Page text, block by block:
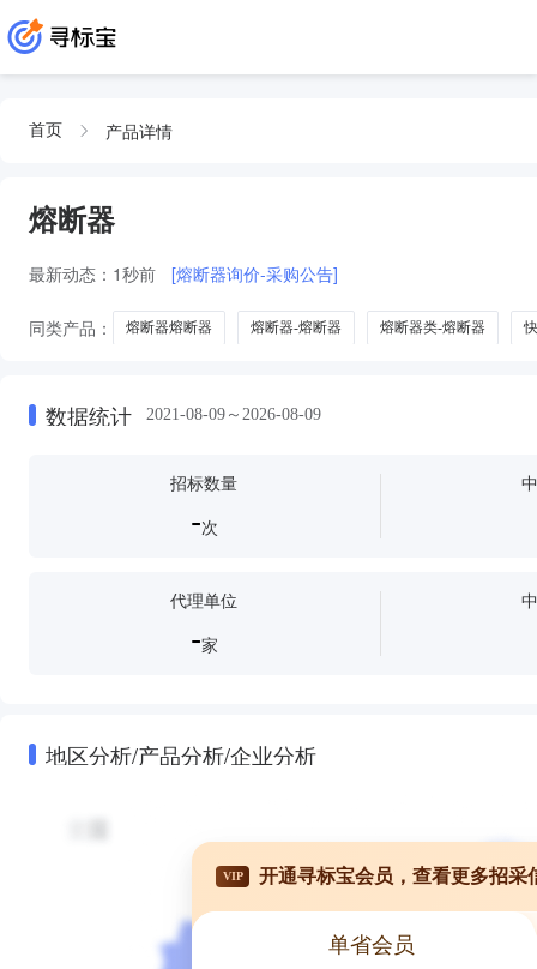
首页 产品详情
熔断器
最新动态： 1秒前 [熔断器询价-采购公告]
同类产品： 熔断器熔断器 熔断器-熔断器 熔断器类-熔断器
数据统计 2021-08-09～2026-08-09
招标数量
-次
代理单位
-家
地区分析/产品分析/企业分析
VIP 开通寻标宝会员，查看更多招采
单省会员